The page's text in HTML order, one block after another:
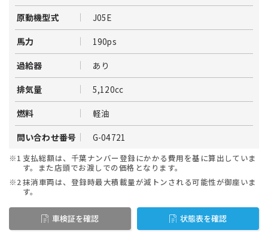
原動機型式 J05E
馬力 190ps
過給器 あり
排気量 5,120cc
燃料 軽油
問い合わせ番号 G-04721
※1 支払総額は、千葉ナンバー登録にかかる費用を基に算出していま
す。また店頭でお渡しでの価格となります。
※2抹消車両は、登録時最大積載量が減トンされる可能性が御座いま
す。
車検証を確認 状態表を確認